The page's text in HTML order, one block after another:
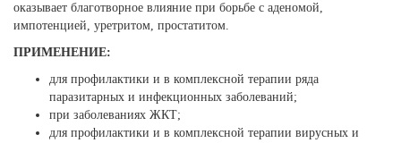
оказывает благотворное влияние при борьбе с аденомой,
импотенцией, уретритом, простатитом.
ПРИМЕНЕНИЕ:
для профилактики и в комплексной терапии ряда
паразитарных и инфекционных заболеваний;
при заболеваниях ЖКТ;
для профилактики и в комплексной терапии вирусных и